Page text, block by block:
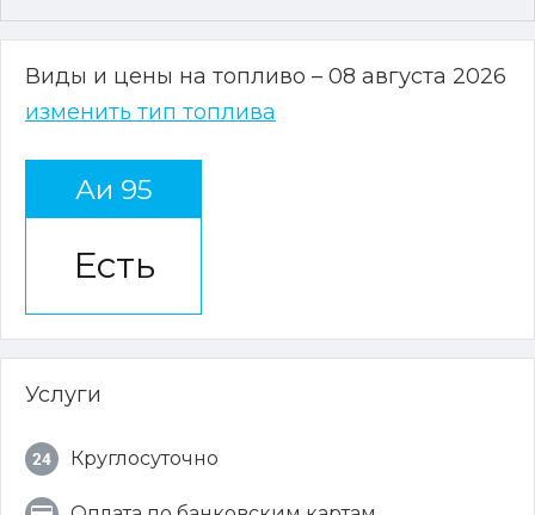
Виды и цены на топливо – 08 августа 2026
изменить тип топлива
Аи 95
Есть
Услуги
Круглосуточно